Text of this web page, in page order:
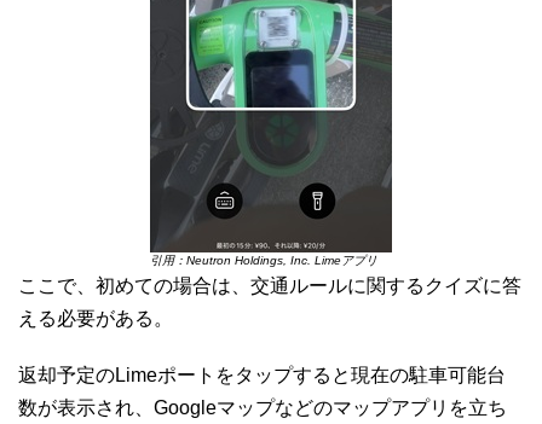
引用：Neutron Holdings, Inc. Limeアプリ
ここで、初めての場合は、交通ルールに関するクイズに答
える必要がある。
返却予定のLimeポートをタップすると現在の駐車可能台
数が表示され、Googleマップなどのマップアプリを立ち